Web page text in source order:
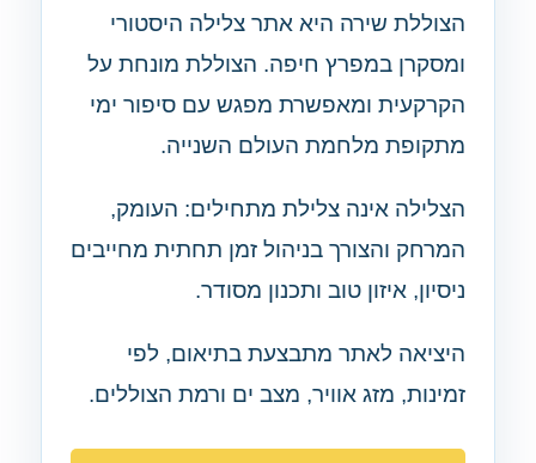
הצוללת שירה היא אתר צלילה היסטורי
ומסקרן במפרץ חיפה. הצוללת מונחת על
הקרקעית ומאפשרת מפגש עם סיפור ימי
מתקופת מלחמת העולם השנייה.
הצלילה אינה צלילת מתחילים: העומק,
המרחק והצורך בניהול זמן תחתית מחייבים
ניסיון, איזון טוב ותכנון מסודר.
היציאה לאתר מתבצעת בתיאום, לפי
זמינות, מזג אוויר, מצב ים ורמת הצוללים.